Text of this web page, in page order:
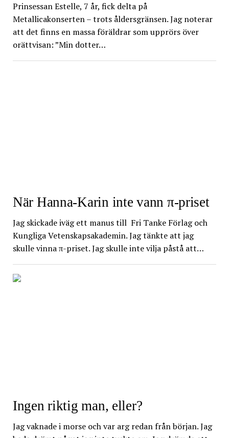
Prinsessan Estelle, 7 år, fick delta på
Metallicakonserten – trots åldersgränsen. Jag noterar
att det finns en massa föräldrar som upprörs över
orättvisan: ”Min dotter…
När Hanna-Karin inte vann π-priset
Jag skickade iväg ett manus till Fri Tanke Förlag och
Kungliga Vetenskapsakademin. Jag tänkte att jag
skulle vinna π-priset. Jag skulle inte vilja påstå att…
Ingen riktig man, eller?
Jag vaknade i morse och var arg redan från början. Jag